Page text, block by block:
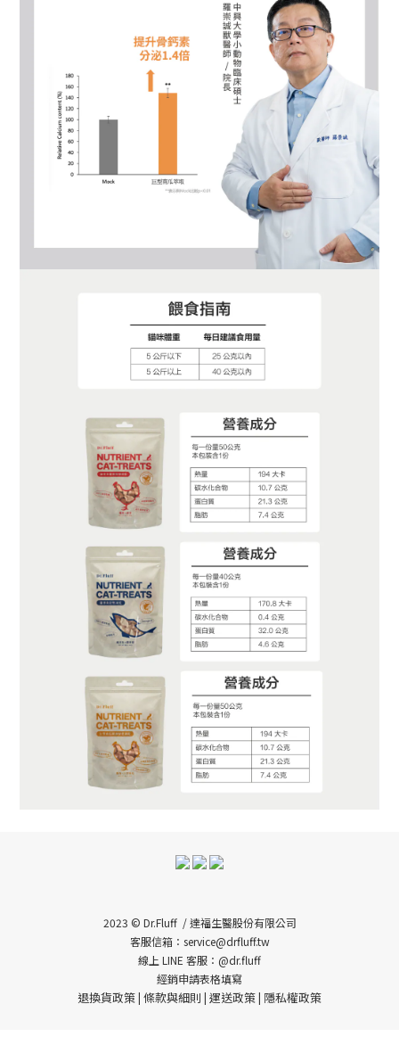
2023 © Dr.Fluff / 達福生醫股份有限公司
客服信箱：service@drfluff.tw
線上 LINE 客服：@dr.fluff
經銷申請表格填寫
退換貨政策| 條款與細則 | 運送政策| 隱私權政策